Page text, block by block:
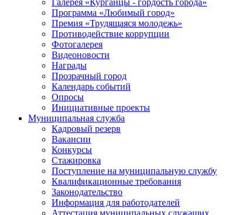
Галерея «Курганцы - гордость города»
Программа «Любимый город»
Премия «Трудящаяся молодежь»
Противодействие коррупции
Фотогалерея
Видеоновости
Награды
Прозрачный город
Календарь событий
Опросы
Инициативные проекты
Муниципальная служба
Кадровый резерв
Вакансии
Конкурсы
Стажировка
Поступление на муниципальную службу
Квалификационные требования
Законодательство
Информация для работодателей
Аттестация муниципальных служащих